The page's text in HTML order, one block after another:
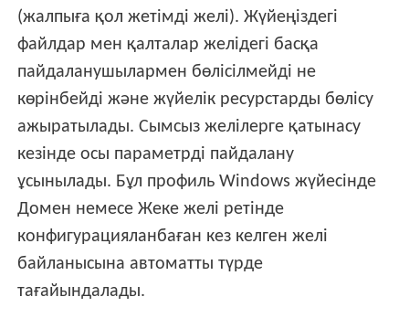
(жалпыға қол жетімді желі). Жүйеңіздегі
файлдар мен қалталар желідегі басқа
пайдаланушылармен бөлісілмейді не
көрінбейді және жүйелік ресурстарды бөлісу
ажыратылады. Сымсыз желілерге қатынасу
кезінде осы параметрді пайдалану
ұсынылады. Бұл профиль Windows жүйесінде
Домен немесе Жеке желі ретінде
конфигурацияланбаған кез келген желі
байланысына автоматты түрде
тағайындалады.